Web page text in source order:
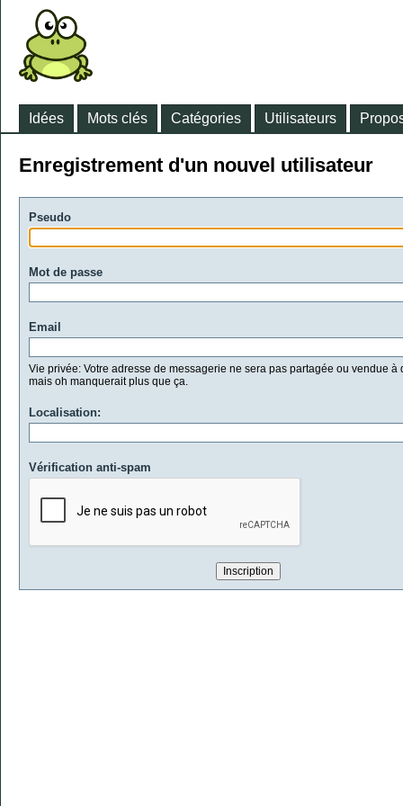
Idées Mots clés Catégories Utilisateurs
Enregistrement d'un nouvel utilisateur
Pseudo
Mot de passe
Email
Vie privée: Votre adresse de messagerie ne sera pas partagée ou vendue à
mais oh manquerait plus que ça.
Localisation:
Vérification anti-spam